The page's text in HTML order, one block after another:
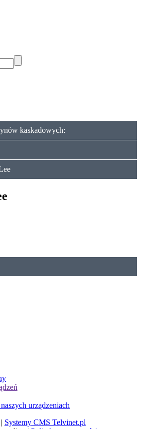
kaskadowych:
urządzeniach
| Systemy CMS Telvinet.pl